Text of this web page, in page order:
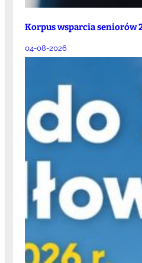
Korpus wsparcia seniorów
04-08-2026